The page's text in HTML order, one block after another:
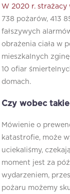
W 2020 r. strażacy
738 pożarów, 413
fałszywych
obrażenia ciała w
mieszkalnych
10 ofiar
domach.
Czy wobec
Mówienie o
katastrofie, może
uciekaliśmy,
moment jest za
wydarzeniem,
pożaru możemy